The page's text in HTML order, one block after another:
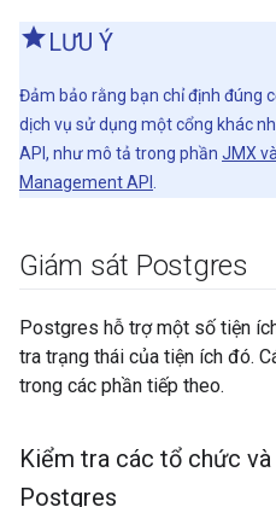
LƯU Ý
Đảm bảo rằng bạn chỉ định đúng
dịch vụ sử dụng một cổng khác
API, như mô tả trong phần JMX
Management API
Giám sát Postgres
Postgres hỗ trợ một số tiện
tra trạng thái của tiện ích đó.
trong các phần tiếp theo.
Kiểm tra các tổ chức
Postgres